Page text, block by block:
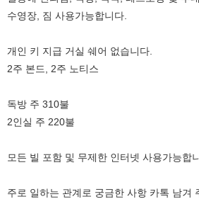
수영장, 짐 사용가능합니다.
개인 키 지급 거실 쉐어 없습니다.
2주 본드, 2주 노티스
독방 주 310불
2인실 주 220불
모든 빌 포함 및 무제한 인터넷 사용가능합
주로 일하는 관계로 궁금한 사항 카톡 남겨